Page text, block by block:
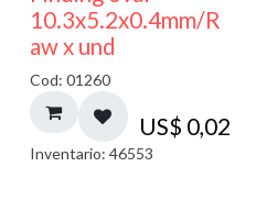
10.3x5.2x0.4mm/R
aw x und
Cod: 01260
US$ 0,02
Inventario: 46553